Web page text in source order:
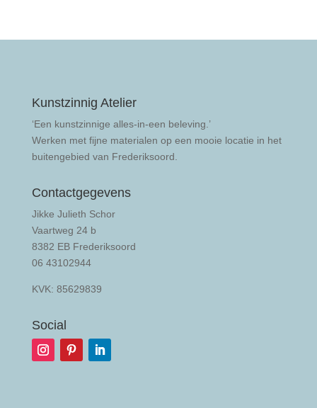
Kunstzinnig Atelier
‘Een kunstzinnige alles-in-een beleving.’
Werken met fijne materialen op een mooie locatie in het
buitengebied van Frederiksoord.
Contactgegevens
Jikke Julieth Schor
Vaartweg 24 b
8382 EB Frederiksoord
06 43102944
KVK: 85629839
Social